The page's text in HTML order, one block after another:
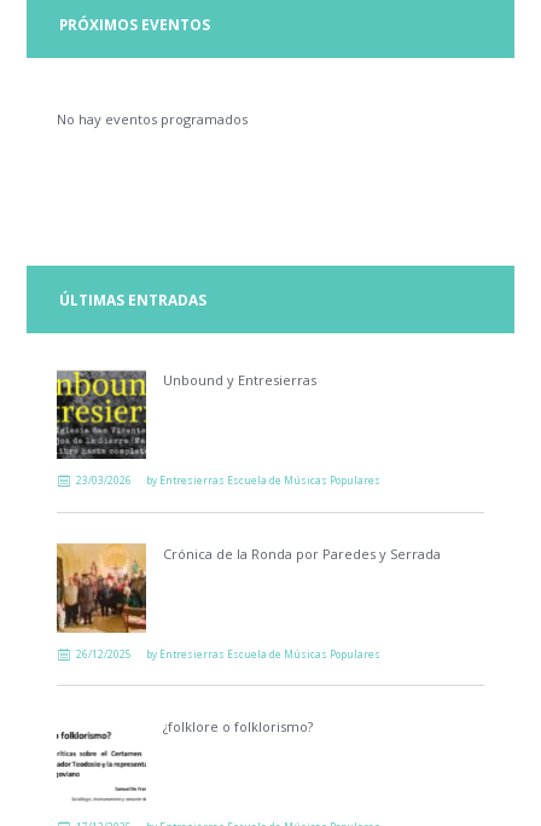
PRÓXIMOS EVENTOS
No hay eventos programados
ÚLTIMAS ENTRADAS
Unbound y Entresierras
23/03/2026 by Entresierras Escuela de Músicas Populares
Crónica de la Ronda por Paredes y Serrada
26/12/2025 by Entresierras Escuela de Músicas Populares
¿folklore o folklorismo?